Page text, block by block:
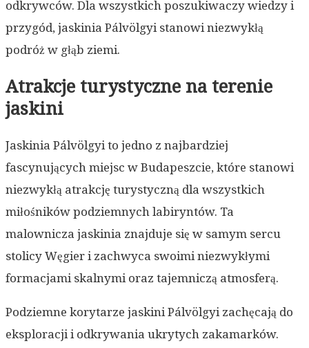
odkrywców. Dla wszystkich poszukiwaczy wiedzy i
przygód, jaskinia Pálvölgyi stanowi niezwykłą
podróż w głąb ziemi.
Atrakcje turystyczne na terenie
jaskini
Jaskinia Pálvölgyi to jedno z najbardziej
fascynujących miejsc w Budapeszcie, które stanowi
niezwykłą atrakcję turystyczną dla wszystkich
miłośników podziemnych labiryntów. Ta
malownicza jaskinia znajduje się w samym sercu
stolicy Węgier i zachwyca swoimi niezwykłymi
formacjami skalnymi oraz tajemniczą atmosferą.
Podziemne korytarze jaskini Pálvölgyi zachęcają do
eksploracji i odkrywania ukrytych zakamarków.